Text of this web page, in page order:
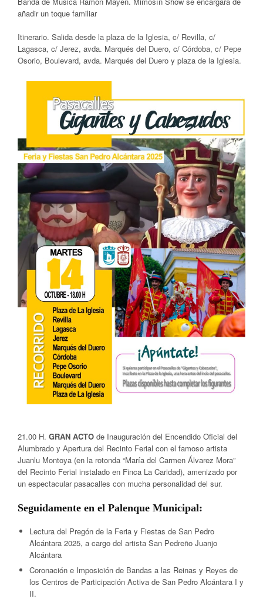
añadir un toque familiar
Itinerario. Salida desde la plaza de la Iglesia, c/ Revilla, c/
Lagasca, c/ Jerez, avda. Marqués del Duero, c/ Córdoba, c/ Pepe
Osorio, Boulevard, avda. Marqués del Duero y plaza de la Iglesia.
21.00 H. GRAN ACTO de Inauguración del Encendido Oficial del
Alumbrado y Apertura del Recinto Ferial con el famoso artista
Juanlu Montoya (en la rotonda “María del Carmen Álvarez Mora”
del Recinto Ferial instalado en Finca La Caridad), amenizado por
un espectacular pasacalles con mucha personalidad del sur.
Seguidamente en el Palenque Municipal:
Lectura del Pregón de la Feria y Fiestas de San Pedro
Alcántara 2025, a cargo del artista San Pedreño Juanjo
Alcántara
Coronación e Imposición de Bandas a las Reinas y Reyes de
los Centros de Participación Activa de San Pedro Alcántara I y
II.